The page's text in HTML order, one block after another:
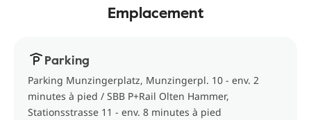
Emplacement
Parking
Parking Munzingerplatz, Munzingerpl. 10 - env. 2
minutes à pied / SBB P+Rail Olten Hammer,
Stationsstrasse 11 - env. 8 minutes à pied